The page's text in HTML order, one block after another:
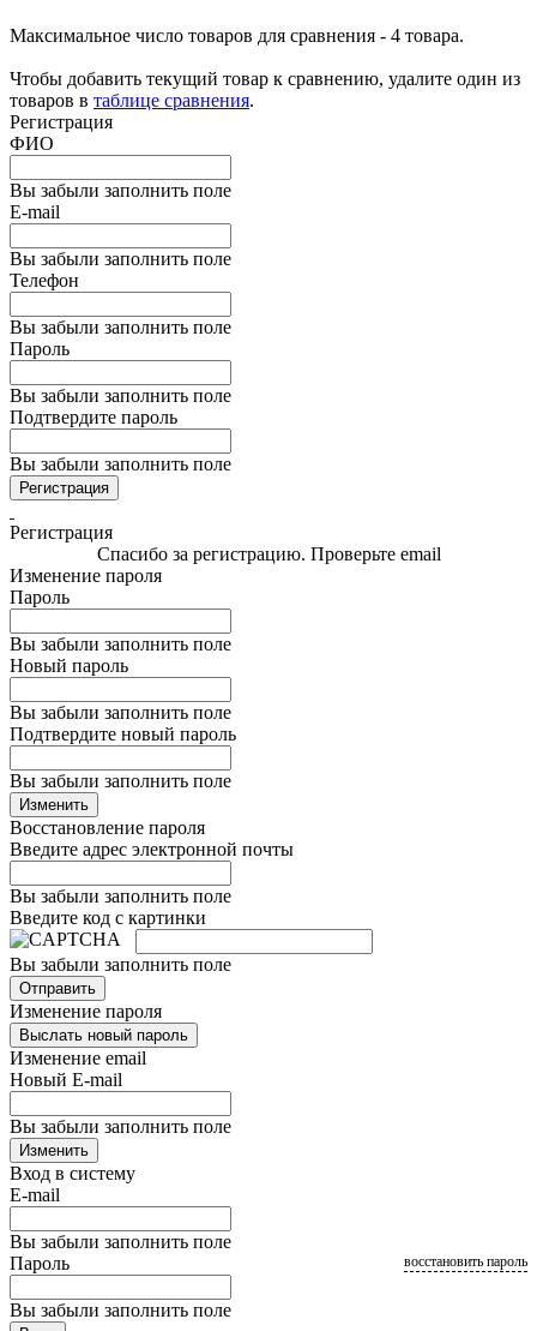
Максимальное число товаров для сравнения - 4 товара.
Чтобы добавить текущий товар к сравнению, удалите один из
товаров в таблице сравнения.
Регистрация
ФИО
Вы забыли заполнить поле
E-mail
Вы забыли заполнить поле
Телефон
Вы забыли заполнить поле
Пароль
Вы забыли заполнить поле
Подтвердите пароль
Вы забыли заполнить поле
Регистрация
Регистрация
Спасибо за регистрацию. Проверьте email
Изменение пароля
Пароль
Вы забыли заполнить поле
Новый пароль
Вы забыли заполнить поле
Подтвердите новый пароль
Вы забыли заполнить поле
Изменить
Восстановление пароля
Введите адрес электронной почты
Вы забыли заполнить поле
Введите код с картинки
Вы забыли заполнить поле
Отправить
Изменение пароля
Выслать новый пароль
Изменение email
Новый E-mail
Вы забыли заполнить поле
Изменить
Вход в систему
E-mail
Вы забыли заполнить поле
Пароль
Вы забыли заполнить поле
восстановить пароль